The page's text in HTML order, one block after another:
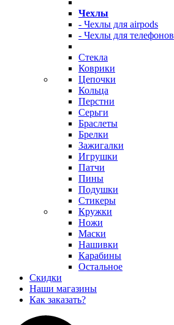
Чехлы
- Чехлы для airpods
- Чехлы для телефонов
Стекла
Коврики
Цепочки
Кольца
Перстни
Серьги
Браслеты
Брелки
Зажигалки
Игрушки
Патчи
Пины
Подушки
Стикеры
Кружки
Ножи
Маски
Нашивки
Карабины
Остальное
Скидки
Наши магазины
Как заказать?